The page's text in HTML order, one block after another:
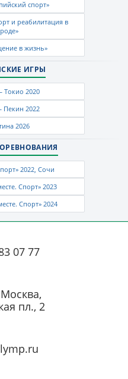
спорт»
и реабилитация в
в жизнь»
ИГРЫ
2020
2022
2026
2022, Сочи
Спорт» 2023
Спорт» 2024
07 77
пл., 2